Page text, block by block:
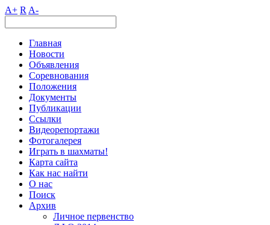
A+ R A-
Главная
Новости
Объявления
Соревнования
Положения
Документы
Публикации
Ссылки
Видеорепортажи
Фотогалерея
Играть в шахматы!
Карта сайта
Как нас найти
О нас
Поиск
Архив
Личное первенство